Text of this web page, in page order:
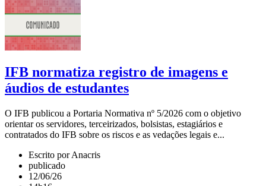
IFB normatiza registro de imagens e
áudios de estudantes
O IFB publicou a Portaria Normativa nº 5/2026 com o objetivo
orientar os servidores, terceirizados, bolsistas, estagiários e
contratados do IFB sobre os riscos e as vedações legais e...
Escrito por Anacris
publicado
12/06/26